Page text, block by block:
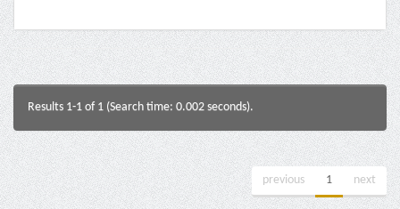
Results 1-1 of 1 (Search time: 0.002 seconds).
previous 1 next